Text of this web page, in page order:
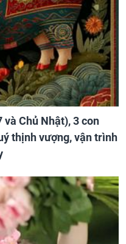
Chủ Nhật), 3 con
thịnh vượng, vận trình